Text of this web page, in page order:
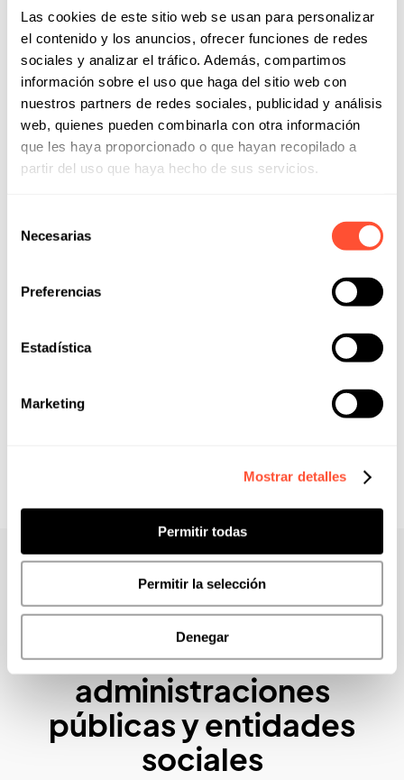
Las cookies de este sitio web se usan para personalizar
el contenido y los anuncios, ofrecer funciones de redes
sociales y analizar el tráfico. Además, compartimos
información sobre el uso que haga del sitio web con
nuestros partners de redes sociales, publicidad y análisis
web, quienes pueden combinarla con otra información
que les haya proporcionado o que hayan recopilado a
partir del uso que haya hecho de sus servicios.
Necesarias
Preferencias
Estadística
Marketing
Mostrar detalles
Permitir todas
Permitir la selección
Denegar
Radio y entretenimiento
Acceso a contenidos adaptados a los hábitos de la
persona mayor.
Más de 20 años
colaborando con
administraciones
públicas y entidades
sociales